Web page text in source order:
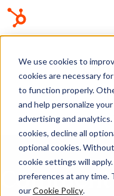
We use cookies to
cookies are necessary
to function properly.
and help personalize
advertising and
cookies, decline all
optional cookies.
cookie settings will
preferences at any time.
ourCookie Policy.